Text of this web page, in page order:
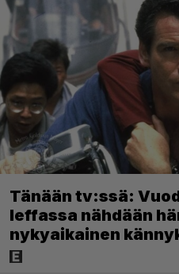
Tänään tv:ssä:
leffassa nähdään
nykyaikainen